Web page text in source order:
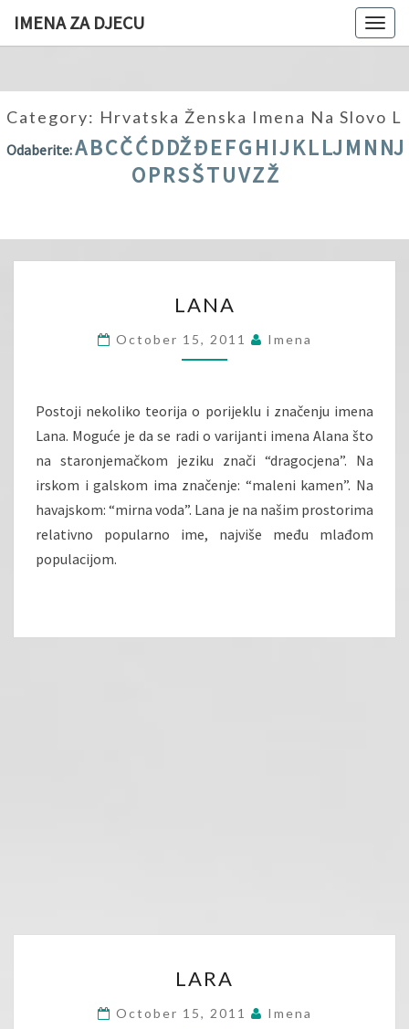
IMENA ZA DJECU
Category: Hrvatska Ženska Imena Na Slovo L
Odaberite:ABCČĆDDŽĐEFGHIJKLLJMNNJ
OPRSŠTUVZŽ
LANA
October 15, 2011 Imena
Postoji nekoliko teorija o porijeklu i značenju imena
Lana. Moguće je da se radi o varijanti imena Alana što
na staronjemačkom jeziku znači “dragocjena”. Na
irskom i galskom ima značenje: “maleni kamen”. Na
havajskom: “mirna voda”. Lana je na našim prostorima
relativno popularno ime, najviše među mlađom
populacijom.
LARA
October 15, 2011 Imena